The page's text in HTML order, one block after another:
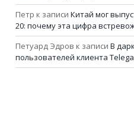
Петр к записи Китай мог
20: почему эта цифра
Петуард Эдров к записи В
пользователей клиента